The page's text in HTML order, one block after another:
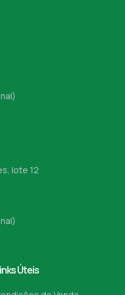
lote 12
Úteis